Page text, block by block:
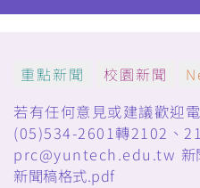
重點新聞 校園新聞
若有任何意見或建議歡迎
(05)534-2601轉2102、
prc@yuntech.edu.tw
新聞稿格式.pdf